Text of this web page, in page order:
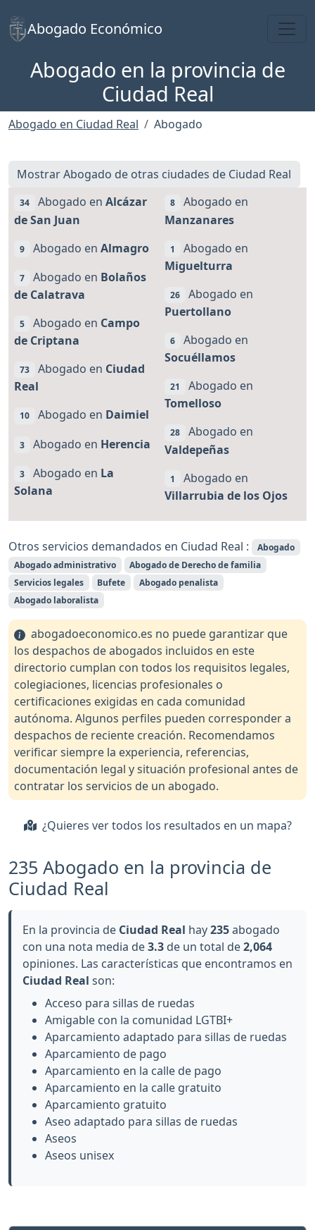
Abogado Económico
Abogado en la provincia de
Ciudad Real
Abogado en Ciudad Real Abogado
Mostrar Abogado de otras ciudades de Ciudad Real
34 Abogado en Alcázar
de San Juan
9 Abogado en Almagro
7 Abogado en Bolaños
de Calatrava
5 Abogado en Campo
de Criptana
73 Abogado en Ciudad
Real
10 Abogado en Daimiel
3 Abogado en Herencia
3 Abogado en La
Solana
8
Abogado en
Manzanares
1
Abogado en
Miguelturra
26
Abogado en
Puertollano
6
Abogado en
Socuéllamos
21
Abogado en
Tomelloso
28
Abogado en
Valdepeñas
1
Abogado en
Villarrubia de los Ojos
Otros servicios demandados en Ciudad Real :
Abogado
Abogado administrativo
Abogado de Derecho de familia
Servicios legales
Bufete
Abogado penalista
Abogado laboralista
abogadoeconomico.es no puede garantizar que
los despachos de abogados incluidos en este
directorio cumplan con todos los requisitos legales,
colegiaciones, licencias profesionales o
certificaciones exigidas en cada comunidad
autónoma. Algunos perfiles pueden corresponder a
despachos de reciente creación. Recomendamos
verificar siempre la experiencia, referencias,
documentación legal y situación profesional antes de
contratar los servicios de un abogado.
¿Quieres ver todos los resultados en un mapa?
235 Abogado en la provincia de
Ciudad Real
En la provincia de Ciudad Real hay235abogado
con una nota media de3.3 de un total de2,064
opiniones. Las características que encontramos en
Ciudad Real son:
Acceso para sillas de ruedas
Amigable con la comunidad LGTBI+
Aparcamiento adaptado para sillas de ruedas
Aparcamiento de pago
Aparcamiento en la calle de pago
Aparcamiento en la calle gratuito
Aparcamiento gratuito
Aseo adaptado para sillas de ruedas
Aseos
Aseos unisex